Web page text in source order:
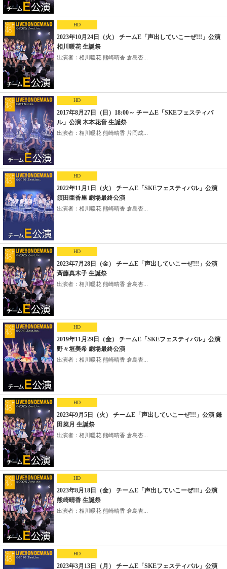
HD
2023年10月24日（火） チームE「声出していこーぜ!!!」公演
相川暖花 生誕祭
出演者：相川暖花 熊崎晴香 倉島杏...
HD
2017年8月27日（日）18:00～ チームE「SKEフェスティバ
ル」公演 木本花音 生誕祭
出演者：相川暖花 熊崎晴香 片岡成...
HD
2022年11月1日（火） チームE「SKEフェスティバル」公演
須田亜香里 劇場最終公演
出演者：相川暖花 熊崎晴香 倉島杏...
HD
2023年7月28日（金） チームE「声出していこーぜ!!!」公演
斉藤真木子 生誕祭
出演者：相川暖花 熊崎晴香 倉島杏...
HD
2019年11月29日（金） チームE「SKEフェスティバル」公演
野々垣美希 劇場最終公演
出演者：相川暖花 熊崎晴香 倉島杏...
HD
2023年9月5日（火） チームE「声出していこーぜ!!!」公演 鎌
田菜月 生誕祭
出演者：相川暖花 熊崎晴香 倉島杏...
HD
2023年8月18日（金） チームE「声出していこーぜ!!!」公演
熊崎晴香 生誕祭
出演者：相川暖花 熊崎晴香 倉島杏...
HD
2023年3月13日（月） チームE「SKEフェスティバル」公演